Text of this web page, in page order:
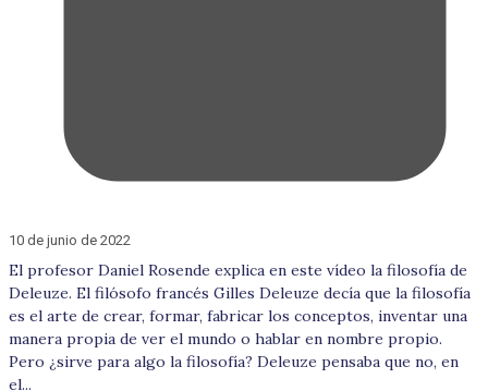
10 de junio de 2022
El profesor Daniel Rosende explica en este vídeo la filosofía de
Deleuze. El filósofo francés Gilles Deleuze decía que la filosofía
es el arte de crear, formar, fabricar los conceptos, inventar una
manera propia de ver el mundo o hablar en nombre propio.
Pero ¿sirve para algo la filosofía? Deleuze pensaba que no, en
el...